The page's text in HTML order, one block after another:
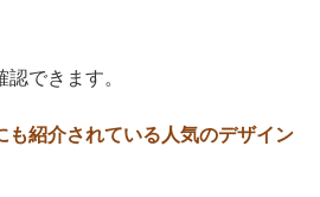
できます。
も紹介されている人気のデザイン